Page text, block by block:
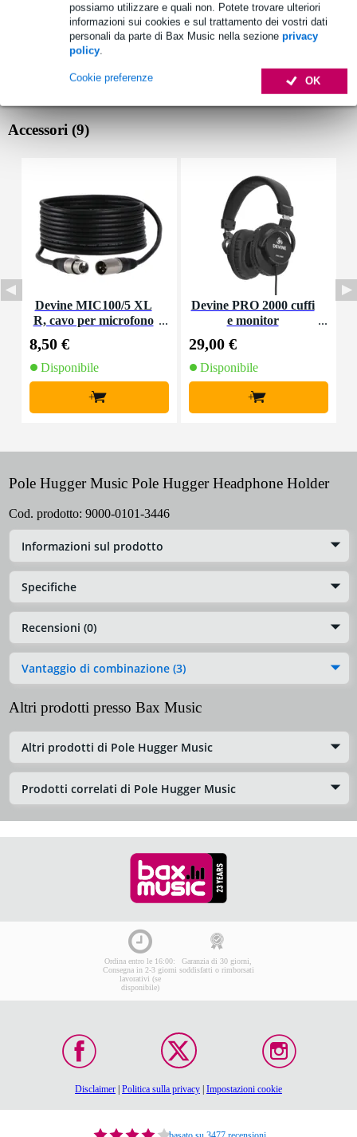
possiamo utilizzare e quali non. Potete trovare ulteriori
informazioni sui cookies e sul trattamento dei vostri dati
personali da parte di Bax Music nella sezione privacy
policy.
OK
Cookie preferenze
Accessori (9)
Devine MIC100/5 XL
R, cavo per microfono
8,50 €
Disponibile
+
Devine PRO 2000 cuffi
e monitor
29,00 €
Disponibile
+
Pole Hugger Music Pole Hugger Headphone Holder
Cod. prodotto: 9000-0101-3446
Informazioni sul prodotto
Specifiche
Recensioni (0)
Vantaggio di combinazione (3)
Altri prodotti presso Bax Music
Altri prodotti di Pole Hugger Music
Prodotti correlati di Pole Hugger Music
Ordina entro le 16:00:
Consegna in 2-3 giorni
lavorativi (se
disponibile)
Garanzia di 30 giorni,
soddisfatti o rimborsati
Disclaimer | Politica sulla privacy | Impostazioni cookie